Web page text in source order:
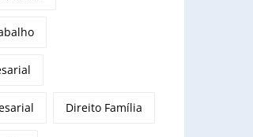
Direito Família